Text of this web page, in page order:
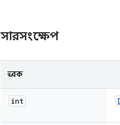
সারসংক্ষেপ
ধ্রুবক
int